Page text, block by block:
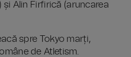
și Alin Firfirică (aruncarea
spre Tokyo marți,
de Atletism.